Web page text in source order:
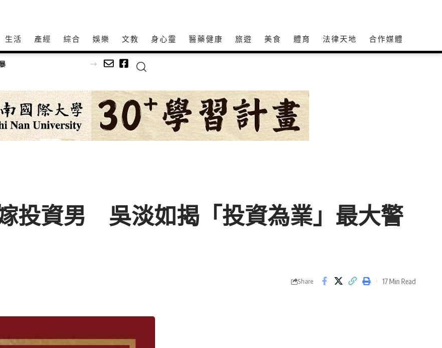
生活 產經 綜合 娛樂 文教 身心𩆜 醫藥健康 旅遊 美食 體育 法律天地 合作媒體
投資男 吳淡如揭「投資為業」最大警
Share 17 Min Read